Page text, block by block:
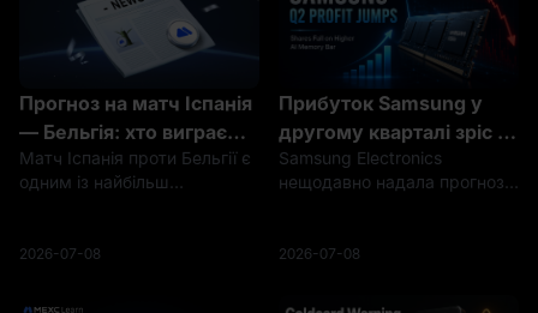
Прогноз на матч Іспанія
— Бельгія: хто виграє
чвертьфінал Чемпіонату
світу 2026 року?
Матч Іспанія проти Бельгії є
одним із найбільш
Чемпіонату світу 2026 року.
2026-07-08
Прибуток Samsung у
другому кварталі зріс у
19 разів, але акції
падають: чому акції
стикаються з вищими
Samsung Electronics
нещодавно надала прогноз
приблизно 171 трлн
2026-07-08